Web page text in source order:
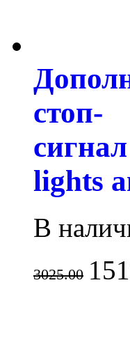
стоп-
lights
В
3025.00